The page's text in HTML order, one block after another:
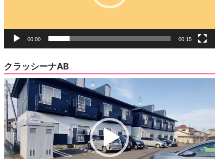
00:00 00:15
クラッシーナAB
動
画
プ
レ
ー
ヤ
ー